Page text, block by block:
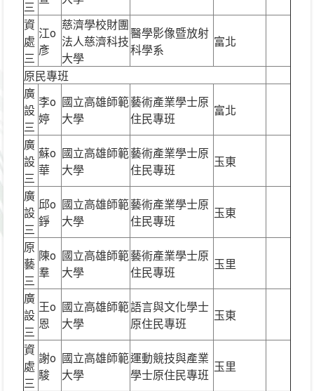
三
資
處
三
江o
彥
慈濟學校財團
法人慈濟科技
大學
醫學影像暨放射
科學系
富北
原民專班
廣
設
三
李o
婷
國立高雄師範
大學
藝術產業學士原
住民專班
富北
廣
設
三
蘇o
華
國立高雄師範
大學
藝術產業學士原
住民專班
玉東
廣
設
三
邱o
錚
國立高雄師範
大學
藝術產業學士原
住民專班
玉東
原
藝
三
陳o
羣
國立高雄師範
大學
藝術產業學士原
住民專班
玉里
廣
設
三
王o
恩
國立高雄師範
大學
語言與文化學士
原住民專班
玉東
資
處
三
謝o
駿
國立高雄師範
大學
運動競技與產業
學士原住民專班
玉里